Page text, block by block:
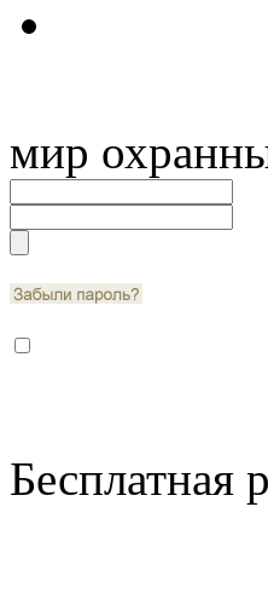
мир
Бесплатная